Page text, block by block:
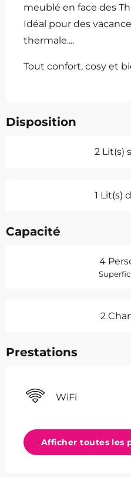
meublé en face des
Idéal pour des
thermale....
Tout confort, cosy et
Disposition
2 Lit(s)
1 Lit(s)
Capacité
4
2
Prestations
WiFi
Afficher toutes les